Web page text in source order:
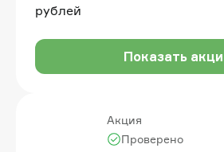
рублей
Показать
Акция
Проверено